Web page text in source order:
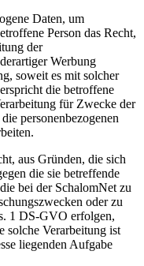
Daten, um
Person das Recht,
der
Werbung
soweit es mit solcher
die betroffene
für Zwecke der
personenbezogenen
aus Gründen, die sich
die sie betreffende
bei der SchalomNet zu
oder zu
1 DS-GVO erfolgen,
solche Verarbeitung ist
liegenden Aufgabe